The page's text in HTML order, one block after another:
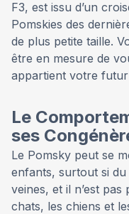
F3, est issu d’un
Pomskies des
de plus petite taille.
être en mesure de
appartient votre
Le
ses
Le Pomsky peut se
enfants, surtout si du
veines, et il n’est
chats, les chiens et